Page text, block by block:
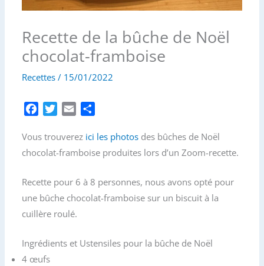
Recette de la bûche de Noël
chocolat-framboise
Recettes / 15/01/2022
c
e
o
o
k
i
t
e
r
a
i
r
t
g
e
Vous trouverez ici les photos des bûches de Noël
chocolat-framboise produites lors d’un Zoom-recette.
Recette pour 6 à 8 personnes, nous avons opté pour
une bûche chocolat-framboise sur un biscuit à la
cuillère roulé.
Ingrédients et Ustensiles pour la bûche de Noël
4 œufs